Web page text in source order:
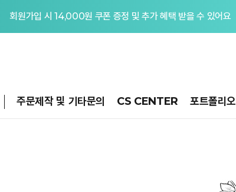
회원가입 시 14,000원 쿠폰 증정 및 추가 혜택 받을 수 있어요
주문제작 및 기타문의 CS CENTER 포트폴리오